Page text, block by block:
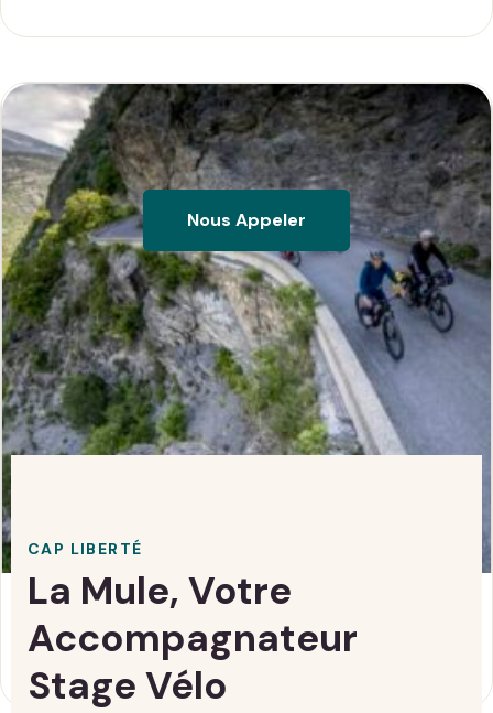
La Durance À Vélo
785,00€
Nous Appeler
CAP LIBERTÉ
La Mule, Votre
Accompagnateur
Stage Vélo